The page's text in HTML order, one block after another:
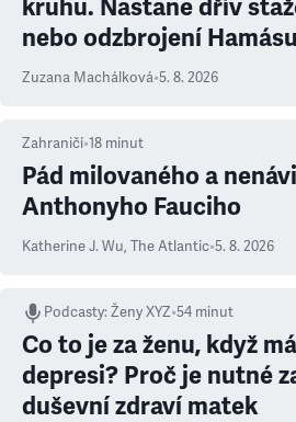
kruhu. Nastane dřív
nebo odzbrojení
Zuzana Machálková•5. 8. 2026
Zahraničí•18 minut
Pád milovaného a
Anthonyho Fauciho
Katherine J. Wu, The Atlantic•5. 8. 2026
Podcasty:Ženy XYZ•54 minut
Co to je za ženu, když
depresi? Proč je nutné
duševní zdraví matek